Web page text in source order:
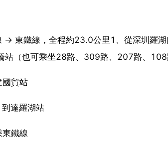
東鐵線，全程約23.0公里1、從深圳羅
站（也可乘坐28路、309路、207路、108
貿站
達羅湖站
鐵線